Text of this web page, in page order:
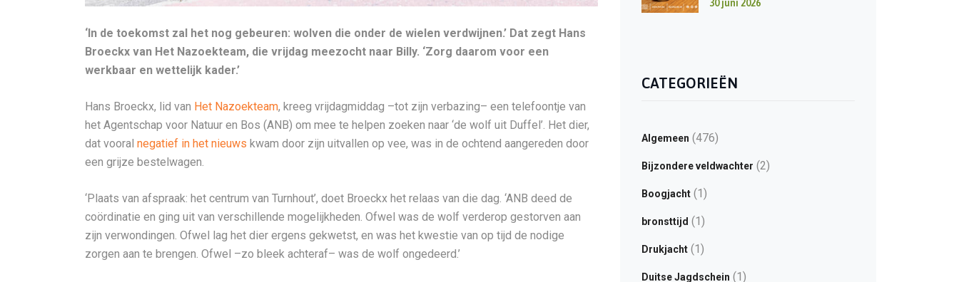
‘In de toekomst zal het nog gebeuren: wolven die onder de wielen verdwijnen.’ Dat zegt Hans
Broeckx van Het Nazoekteam, die vrijdag meezocht naar Billy. ‘Zorg daarom voor een
werkbaar en wettelijk kader.’
Hans Broeckx, lid van Het Nazoekteam, kreeg vrijdagmiddag –tot zijn verbazing– een telefoontje van
het Agentschap voor Natuur en Bos (ANB) om mee te helpen zoeken naar ‘de wolf uit Duffel’. Het dier,
dat vooral negatief in het nieuws kwam door zijn uitvallen op vee, was in de ochtend aangereden door
een grijze bestelwagen.
‘Plaats van afspraak: het centrum van Turnhout’, doet Broeckx het relaas van die dag. ‘ANB deed de
coördinatie en ging uit van verschillende mogelijkheden. Ofwel was de wolf verderop gestorven aan
zijn verwondingen. Ofwel lag het dier ergens gekwetst, en was het kwestie van op tijd de nodige
zorgen aan te brengen. Ofwel –zo bleek achteraf– was de wolf ongedeerd.’
30 juni 2026
CATEGORIEËN
Algemeen (476)
Bijzondere veldwachter (2)
Boogjacht(1)
bronsttijd (1)
Drukjacht(1)
Duitse Jagdschein (1)